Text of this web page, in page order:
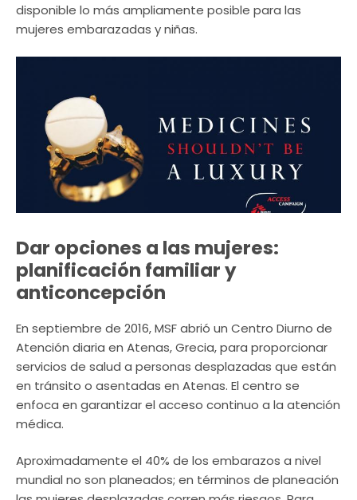
disponible lo más ampliamente posible para las
mujeres embarazadas y niñas.
Dar opciones a las mujeres:
planificación familiar y
anticoncepción
En septiembre de 2016, MSF abrió un Centro Diurno de
Atención diaria en Atenas, Grecia, para proporcionar
servicios de salud a personas desplazadas que están
en tránsito o asentadas en Atenas. El centro se
enfoca en garantizar el acceso continuo a la atención
médica.
Aproximadamente el 40% de los embarazos a nivel
mundial no son planeados; en términos de planeación